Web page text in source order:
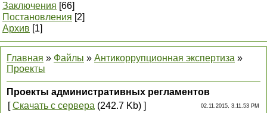
Заключения [66]
Постановления [2]
Архив [1]
Главная » Файлы » Антикоррупционная экспертиза »
Проекты
Проекты административных регламентов
[Скачать с сервера (242.7 Kb) ] 02.11.2015, 3.11.53 PM